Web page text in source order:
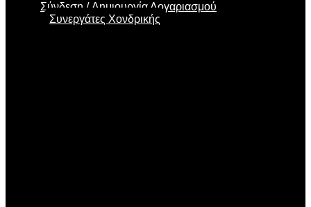
Σύνδεση
Δημιουργία Λογαριασμού
Συνεργάτες Χονδρικής